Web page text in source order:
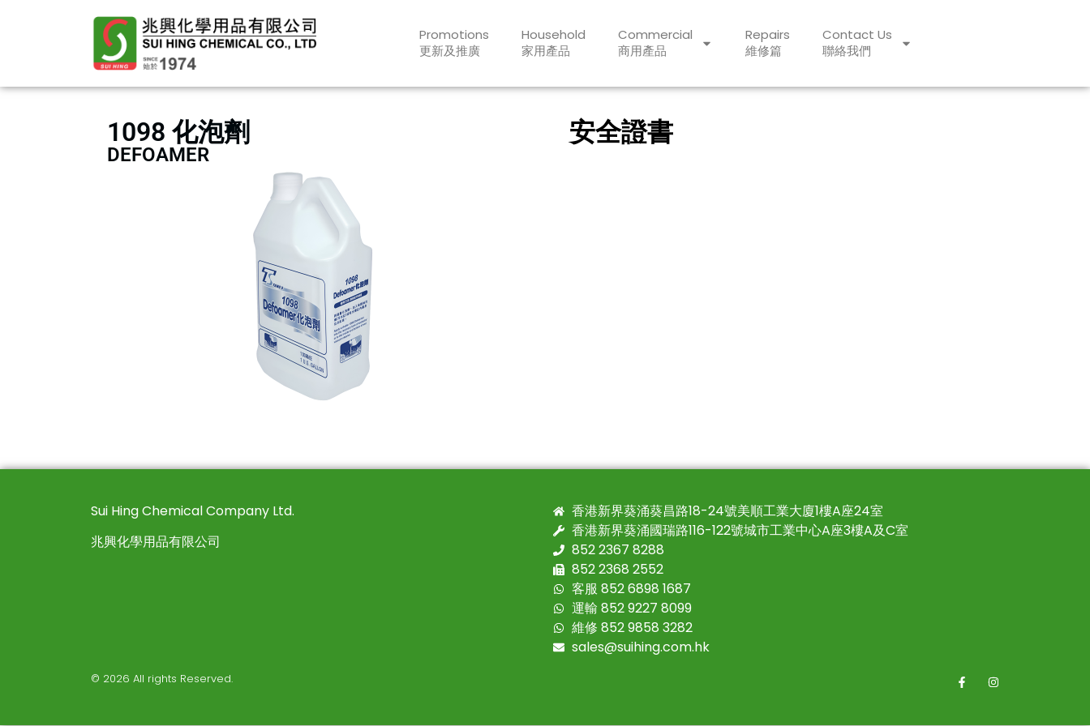
Promotions
更新及推廣
Household
家用產品
Commercial
商用產品
Repairs
維修篇
Contact Us
聯絡我們
1098 化泡劑
DEFOAMER
安全證書
Sui Hing Chemical Company Ltd.
兆興化學用品有限公司
香港新界葵涌葵昌路18-24號美順工業大廈1樓A座24室
香港新界葵涌國瑞路116-122號城市工業中心A座3樓A及C室
852 2367 8288
852 2368 2552
客服 852 6898 1687
運輸 852 9227 8099
維修 852 9858 3282
sales@suihing.com.hk
© 2026 All rights Reserved.